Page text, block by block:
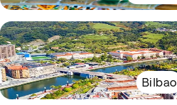
Bilbao